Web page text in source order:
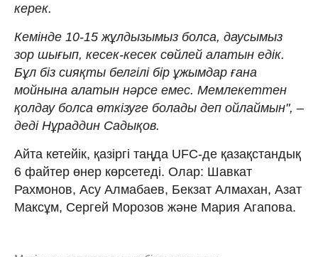
керек.
Кемінде 10-15 жұлдызымыз болса, даусымыз
зор шығып, кесек-кесек сөйлей алатын едік.
Бұл біз сияқты белгілі бір ұжымдар ғана
мойнына алатын нәрсе емес. Мемлекеттен
қолдау болса өткізуге болады деп ойлаймын", –
деді Нұраддин Садықов.
Айта кетейік, қазіргі таңда UFC-де қазақстандық
6 файтер өнер көрсетеді. Олар: Шавкат
Рахмонов, Асу Алмабаев, Бекзат Алмахан, Азат
Максұм, Сергей Морозов және Мария Агапова.